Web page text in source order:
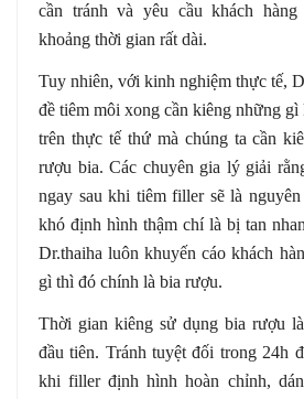
cần tránh và yêu cầu khách
khoảng thời gian rất dài.
Tuy nhiên, với kinh nghiệm thực tế,
đề tiêm môi xong cần kiêng những
trên thực tế thứ mà chúng ta cần
rượu bia. Các chuyên gia lý giải
ngay sau khi tiêm filler sẽ là
khó định hình thậm chí là bị tan
Dr.thaiha luôn khuyến cáo khách
gì thì đó chính là bia rượu.
Thời gian kiêng sử dụng bia rượu
đầu tiên. Tránh tuyệt đối trong 24h
khi filler định hình hoàn chỉnh,